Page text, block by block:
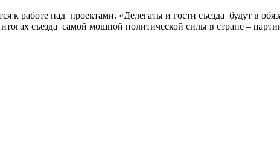
к работе над проектами. «Делегаты и гости съезда будут в
съезда самой мощной политической силы в стране –